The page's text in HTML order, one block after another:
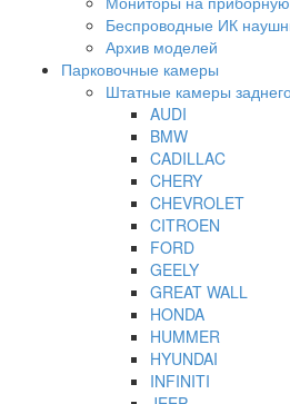
Беспроводные ИК
Архив моделей
Парковочные камеры
Штатные камеры
AUDI
BMW
CADILLAC
CHERY
CHEVROLET
CITROEN
FORD
GEELY
GREAT WALL
HONDA
HUMMER
HYUNDAI
INFINITI